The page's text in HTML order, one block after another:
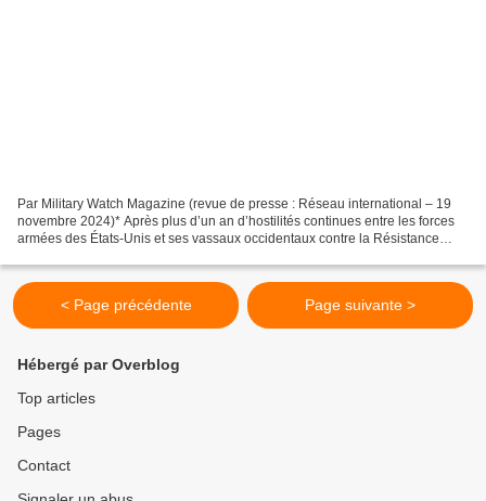
Par Military Watch Magazine (revue de presse : Réseau international – 19
novembre 2024)* Après plus d’un an d’hostilités continues entre les forces
armées des États-Unis et ses vassaux occidentaux contre la Résistance
< Page précédente Page suivante >
Hébergé par Overblog
Top articles
Pages
Contact